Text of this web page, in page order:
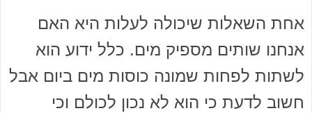
אחת השאלות שיכולה לעלות היא האם
אנחנו שותים מספיק מים. כלל ידוע הוא
לשתות לפחות שמונה כוסות מים ביום אבל
חשוב לדעת כי הוא לא נכון לכולם וכי